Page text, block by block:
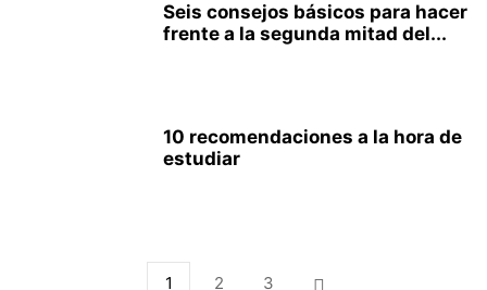
Seis consejos básicos para hacer
frente a la segunda mitad del...
10 recomendaciones a la hora de
estudiar
1 2 3